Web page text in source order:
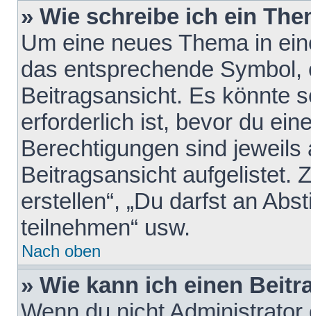
» Wie schreibe ich ein
Um eine neues Thema in
das entsprechende
Beitragsansicht. Es könnte
erforderlich ist, bevor du
Berechtigungen sind
Beitragsansicht aufgelistet.
erstellen“, „Du darfst an
teilnehmen“ usw.
Nach oben
» Wie kann ich einen